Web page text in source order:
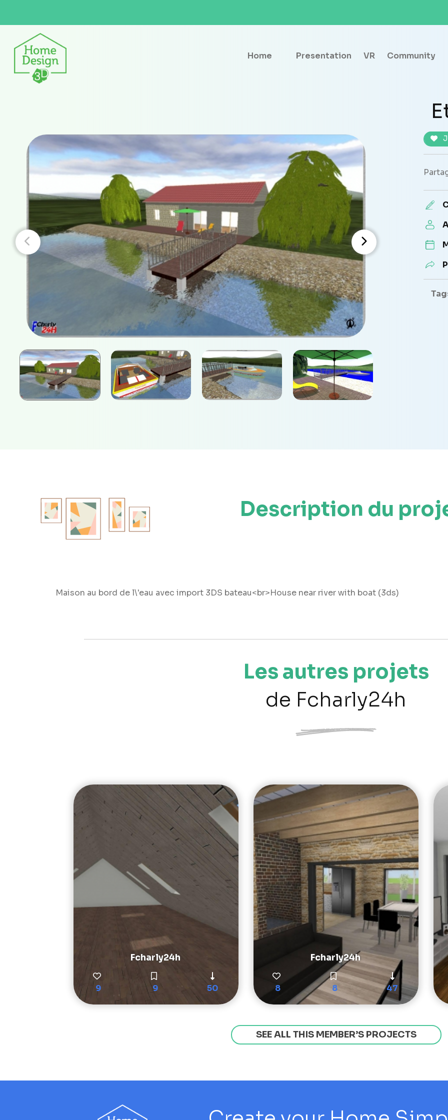
Home Presentation VR Community
Description du
Maison au bord de l\'eau avec import 3DS bateau<br>House near river with boat (3ds)
Les autres projets
de Fcharly24h
Fcharly24h
9 9 50
Fcharly24h
8 8 47
SEE ALL THIS MEMBER’S PROJECTS